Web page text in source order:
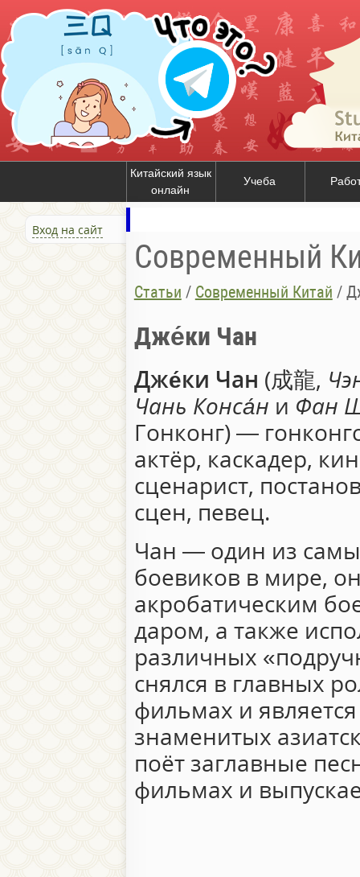
Китайский язык
онлайн
Учеба
Вход на сайт
Современный
Статьи / Современный Китай /
Дже́ки Чан
Дже́ки Чан (成龍,
Чань Конса́н и Фан
Гонконг) —
актёр, каскадер,
сценарист,
сцен, певец.
Чан — один из
боевиков в мире,
акробатическим
даром, а также
различных
снялся в главных
фильмах и
знаменитых
поёт заглавные
фильмах и